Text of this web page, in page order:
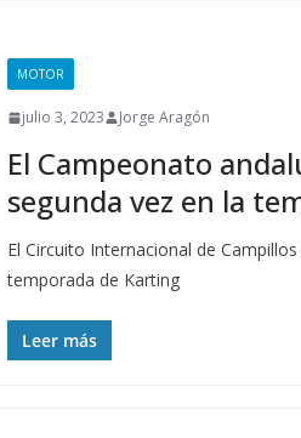
MOTOR
julio 3, 2023 Jorge Aragón
El Campeonato
segunda vez en la
El Circuito Internacional de
temporada de Karting
Leer más